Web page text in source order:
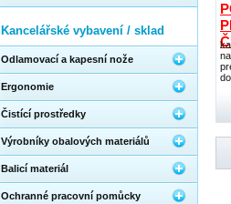
Kancelářské vybavení / sklad
Odlamovací a kapesní nože
Ergonomie
Čistící prostředky
Výrobníky obalových materiálů
Balicí materiál
Ochranné pracovní pomůcky